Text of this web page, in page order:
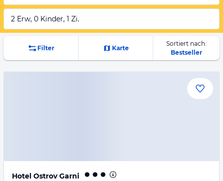
2 Erw, 0 Kinder, 1 Zi.
Filter Karte
Sortiert nach:
Bestseller
Hotel Ostrov Garni